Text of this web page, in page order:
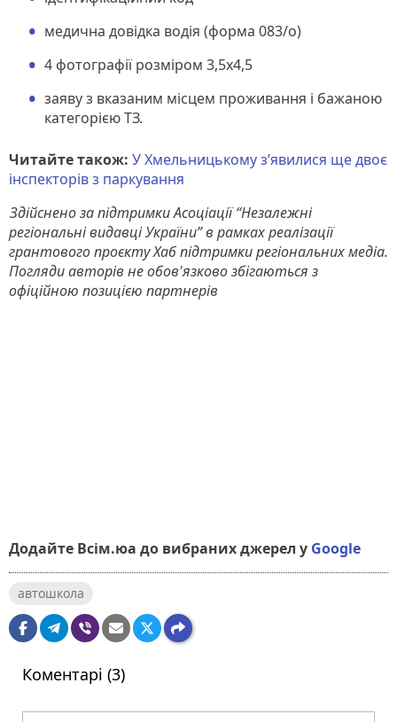
медична довідка водія (форма 083/о)
4 фотографії розміром 3,5х4,5
заяву з вказаним місцем проживання і бажаною
категорією ТЗ.
Читайте також: У Хмельницькому з’явилися ще двоє
інспекторів з паркування
Здійснено за підтримки Асоціації “Незалежні
регіональні видавці України” в рамках реалізації
грантового проєкту Хаб підтримки регіональних медіа.
Погляди авторів не обов'язково збігаються з
офіційною позицією партнерів
Додайте Всім.юа до вибраних джерел у Google
автошкола
Коментарі (3)